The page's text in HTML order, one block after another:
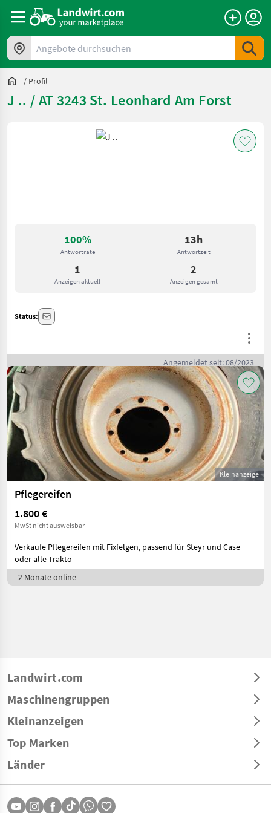
Angebote durchsuchen
/ Profil
J .. / AT 3243 St. Leonhard Am Forst
100%
Antwortrate
13h
Antwortzeit
1
Anzeigen aktuell
2
Anzeigen gesamt
Status:
Angemeldet seit: 08/2023
Kleinanzeige
Pflegereifen
1.800 €
MwSt nicht ausweisbar
Verkaufe Pflegereifen mit Fixfelgen, passend für Steyr und Case
oder alle Trakto
2 Monate online
Landwirt.com
Maschinengruppen
Kleinanzeigen
Top Marken
Länder